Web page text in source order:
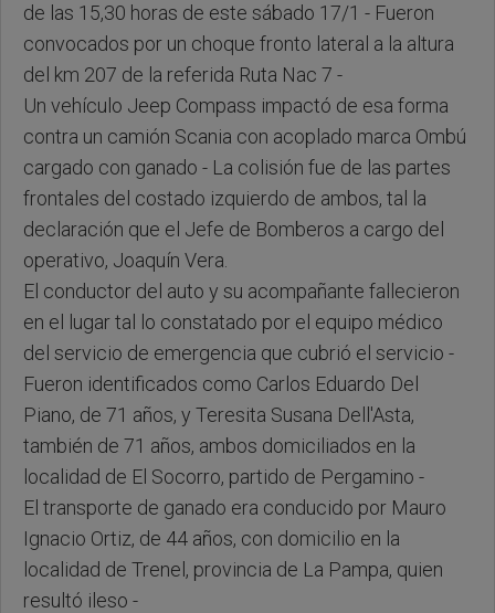
de las 15,30 horas de este sábado 17/1 - Fueron
convocados por un choque fronto lateral a la altura
del km 207 de la referida Ruta Nac 7 -
Un vehículo Jeep Compass impactó de esa forma
contra un camión Scania con acoplado marca Ombú
cargado con ganado - La colisión fue de las partes
frontales del costado izquierdo de ambos, tal la
declaración que el Jefe de Bomberos a cargo del
operativo, Joaquín Vera.
El conductor del auto y su acompañante fallecieron
en el lugar tal lo constatado por el equipo médico
del servicio de emergencia que cubrió el servicio -
Fueron identificados como Carlos Eduardo Del
Piano, de 71 años, y Teresita Susana Dell'Asta,
también de 71 años, ambos domiciliados en la
localidad de El Socorro, partido de Pergamino -
El transporte de ganado era conducido por Mauro
Ignacio Ortiz, de 44 años, con domicilio en la
localidad de Trenel, provincia de La Pampa, quien
resultó ileso -